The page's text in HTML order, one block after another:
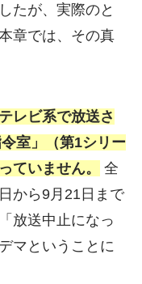
たが、実際のと
章では、その真
レビ系で放送さ
室」（第1シリー
ていません。
全
から9月21日まで
放送中止になっ
マということに